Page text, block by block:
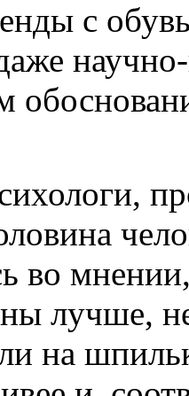
с
научно-
во
лучше,
на